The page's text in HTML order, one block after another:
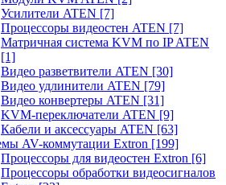
Усилители ATEN [7]
Процессоры видеостен ATEN [7]
Матричная система KVM по IP ATEN
[1]
Видео разветвители ATEN [30]
Видео удлинители ATEN [79]
Видео конвертеры ATEN [31]
KVM-переключатели ATEN [9]
Кабели и аксессуары ATEN [63]
AV-коммутации Extron [199]
Процессоры для видеостен Extron [6]
Процессоры обработки видеосигналов